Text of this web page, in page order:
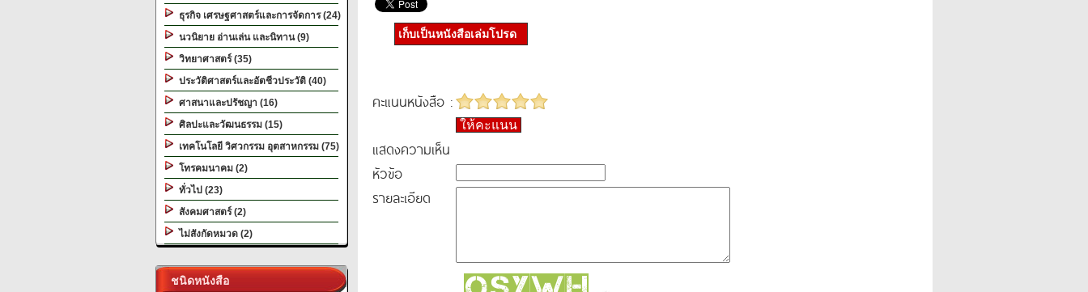
ธุรกิจ เศรษฐศาสตร์และการจัดการ (24)
นวนิยาย อ่านเล่น และนิทาน (9)
วิทยาศาสตร์ (35)
ประวัติศาสตร์และอัตชีวประวัติ (40)
ศาสนาและปรัชญา (16)
ศิลปะและวัฒนธรรม (15)
เทคโนโลยี วิศวกรรม อุตสาหกรรม (75)
โทรคมนาคม (2)
ทั่วไป (23)
สังคมศาสตร์ (2)
ไม่สังกัดหมวด (2)
ชนิดหนังสือ
เก็บเป็นหนังสือเล่มโปรด
คะแนนหนังสือ :
ให้คะแนน
แสดงความเห็น
หัวข้อ
รายละเอียด